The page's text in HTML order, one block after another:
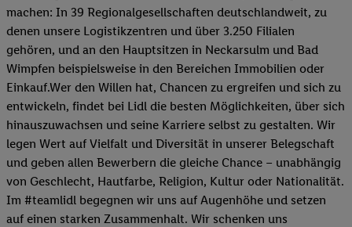
machen: In 39 Regionalgesellschaften deutschlandweit, zu
denen unsere Logistikzentren und über 3.250 Filialen
gehören, und an den Hauptsitzen in Neckarsulm und Bad
Wimpfen beispielsweise in den Bereichen Immobilien oder
Einkauf.Wer den Willen hat, Chancen zu ergreifen und sich zu
entwickeln, findet bei Lidl die besten Möglichkeiten, über sich
hinauszuwachsen und seine Karriere selbst zu gestalten. Wir
legen Wert auf Vielfalt und Diversität in unserer Belegschaft
und geben allen Bewerbern die gleiche Chance – unabhängig
von Geschlecht, Hautfarbe, Religion, Kultur oder Nationalität.
Im #teamlidl begegnen wir uns auf Augenhöhe und setzen
auf einen starken Zusammenhalt. Wir schenken uns